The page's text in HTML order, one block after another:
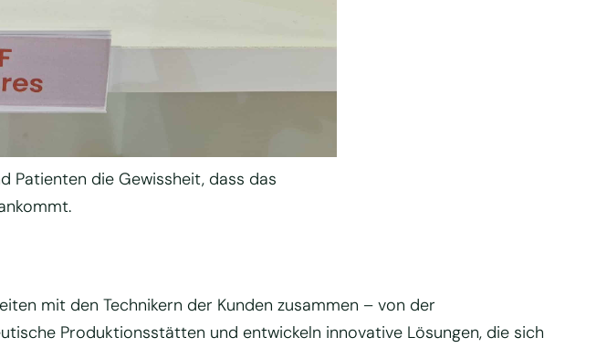
Patienten die Gewissheit, dass das
mit den Technikern der Kunden zusammen – von der
Produktionsstätten und entwickeln innovative Lösungen, die sich